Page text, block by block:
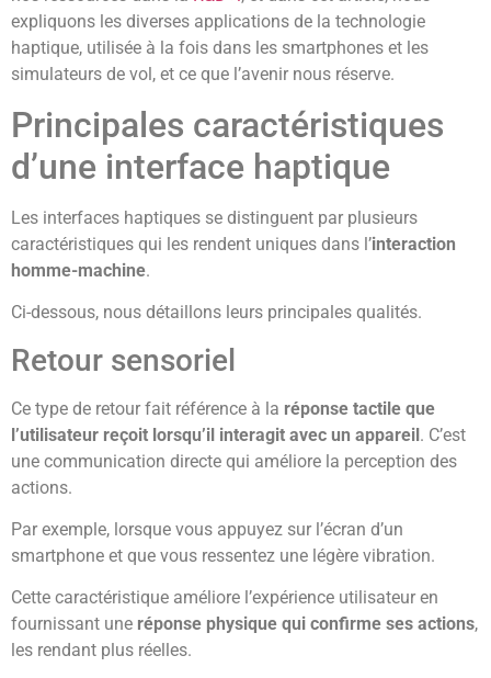
expliquons les diverses applications de la technologie
haptique, utilisée à la fois dans les smartphones et les
simulateurs de vol, et ce que l’avenir nous réserve.
Principales caractéristiques
d’une interface haptique
Les interfaces haptiques se distinguent par plusieurs
caractéristiques qui les rendent uniques dans l’interaction
homme-machine.
Ci-dessous, nous détaillons leurs principales qualités.
Retour sensoriel
Ce type de retour fait référence à la réponse tactile que
l’utilisateur reçoit lorsqu’il interagit avec un appareil. C’est
une communication directe qui améliore la perception des
actions.
Par exemple, lorsque vous appuyez sur l’écran d’un
smartphone et que vous ressentez une légère vibration.
Cette caractéristique améliore l’expérience utilisateur en
fournissant une réponse physique qui confirme ses actions,
les rendant plus réelles.